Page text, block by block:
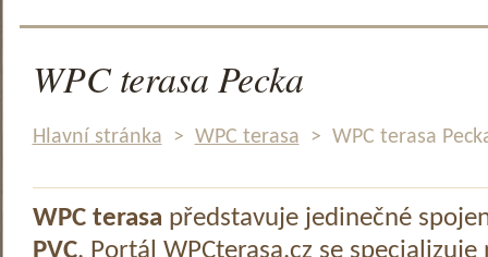
WPC terasa Pecka
Hlavní stránka > WPC terasa > WPC terasa
WPC terasa představuje jedinečné